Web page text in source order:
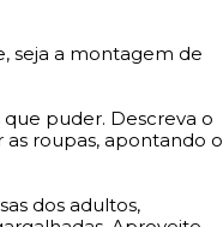
seja a montagem de
puder. Descreva o
roupas, apontando o
dos adultos,